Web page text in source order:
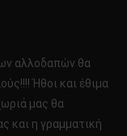
αλλοδαπών θα
Ήθοι και έθιμα
μας θα
και η γραμματική